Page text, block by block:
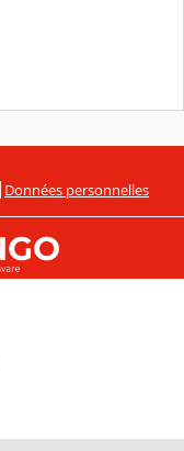
Données personnelles